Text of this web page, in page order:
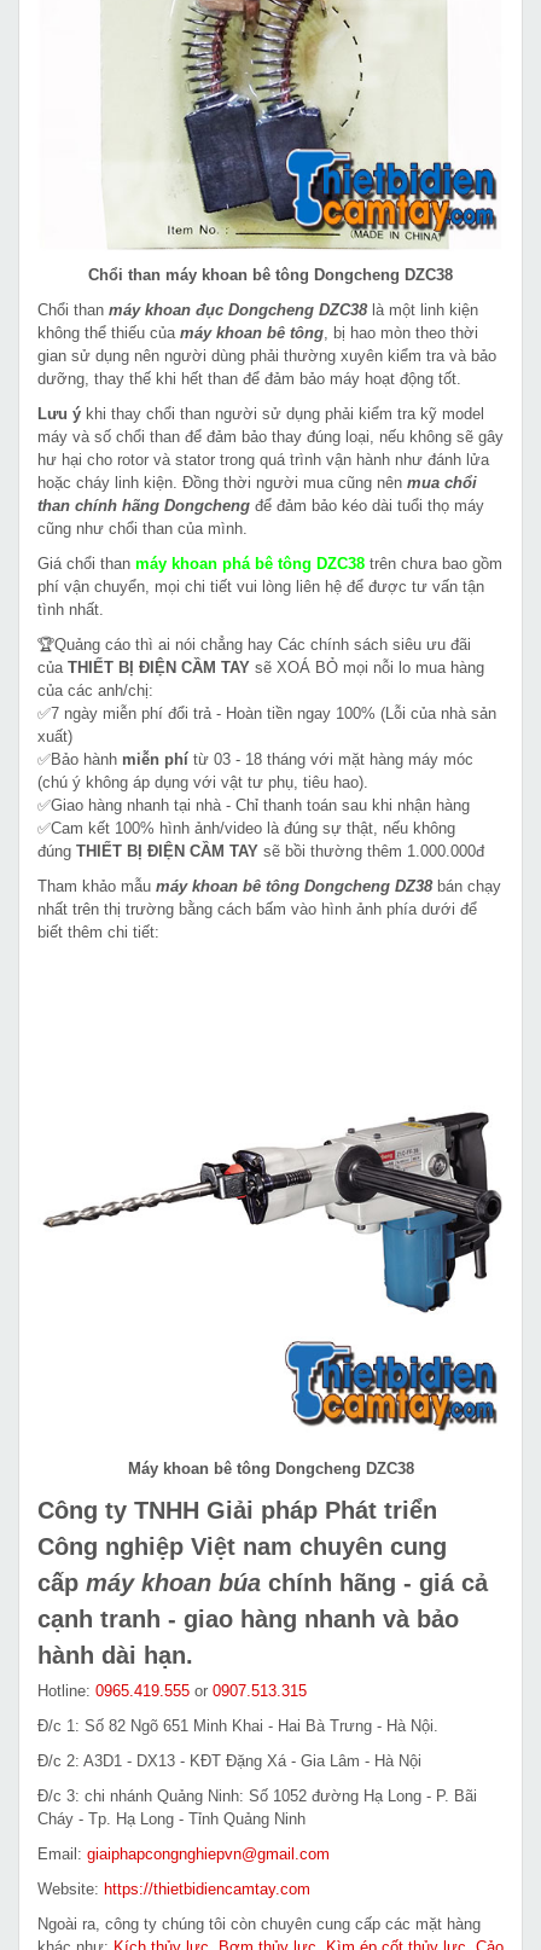
Chổi than máy khoan bê tông Dongcheng DZC38
Chổi than máy khoan đục Dongcheng DZC38là một linh kiện
không thể thiếu của máy khoan bê tông , bị hao mòn theo thời
gian sử dụng nên người dùng phải thường xuyên kiểm tra và bảo
dưỡng, thay thế khi hết than để đảm bảo máy hoạt động tốt.
Lưu ý khi thay chổi than người sử dụng phải kiểm tra kỹ model
máy và số chổi than để đảm bảo thay đúng loại, nếu không sẽ gây
hư hại cho rotor và stator trong quá trình vận hành như đánh lửa
hoặc cháy linh kiện. Đồng thời người mua cũng nên mua chổi
than chính hãng Dongcheng để đảm bảo kéo dài tuổi thọ máy
cũng như chổi than của mình.
Giá chổi than máy khoan phá bê tông DZC38 trên chưa bao gồm
phí vận chuyển, mọi chi tiết vui lòng liên hệ để được tư vấn tận
tình nhất.
🏆Quảng cáo thì ai nói chẳng hay Các chính sách siêu ưu đãi
của THIẾT BỊ ĐIỆN CẦM TAY sẽ XOÁ BỎ mọi nỗi lo mua hàng
của các anh/chị:
✅7 ngày miễn phí đổi trả - Hoàn tiền ngay 100% (Lỗi của nhà sản
xuất)
✅Bảo hành miễn phí từ 03 - 18 tháng với mặt hàng máy móc
(chú ý không áp dụng với vật tư phụ, tiêu hao).
✅Giao hàng nhanh tại nhà - Chỉ thanh toán sau khi nhận hàng
✅Cam kết 100% hình ảnh/video là đúng sự thật, nếu không
đúng THIẾT BỊ ĐIỆN CẦM TAY sẽ bồi thường thêm 1.000.000đ
Tham khảo mẫu máy khoan bê tông Dongcheng DZ38bán chạy
nhất trên thị trường bằng cách bấm vào hình ảnh phía dưới để
biết thêm chi tiết:
Máy khoan bê tông Dongcheng DZC38
Công ty TNHH Giải pháp Phát triển
Công nghiệp Việt nam chuyên cung
cấp máy khoan búa chính hãng - giá cả
cạnh tranh - giao hàng nhanh và bảo
hành dài hạn.
Hotline: 0965.419.555 or 0907.513.315
Đ/c 1: Số 82 Ngõ 651 Minh Khai - Hai Bà Trưng - Hà Nội.
Đ/c 2: A3D1 - DX13 - KĐT Đặng Xá - Gia Lâm - Hà Nội
Đ/c 3: chi nhánh Quảng Ninh: Số 1052 đường Hạ Long - P. Bãi
Cháy - Tp. Hạ Long - Tỉnh Quảng Ninh
Email: giaiphapcongnghiepvn@gmail.com
Website: https://thietbidiencamtay.com
Ngoài ra, công ty chúng tôi còn chuyên cung cấp các mặt hàng